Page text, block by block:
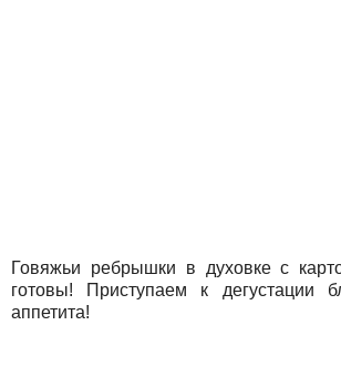
Говяжьи ребрышки в духовке с
готовы! Приступаем к дегустации
аппетита!